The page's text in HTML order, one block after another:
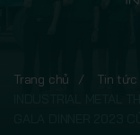
Trang chủ Tin tức